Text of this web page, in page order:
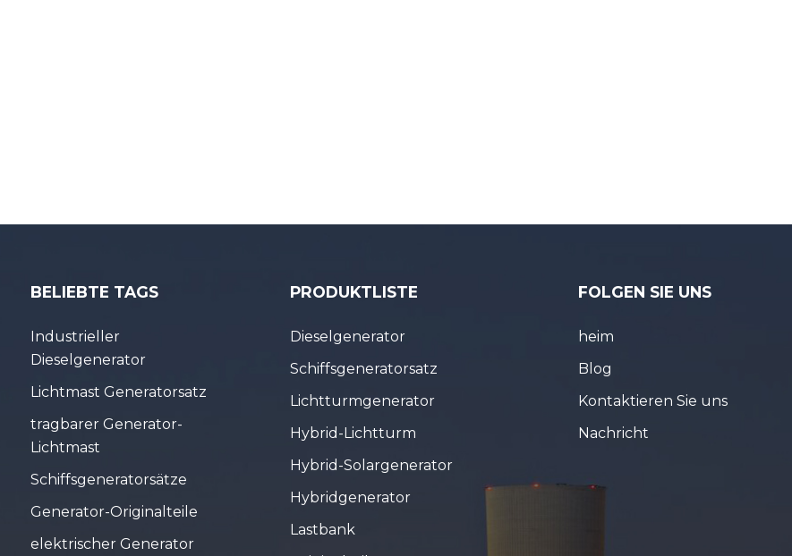
BELIEBTE TAGS
Industrieller
Dieselgenerator
Lichtmast Generatorsatz
tragbarer Generator-
Lichtmast
Schiffsgeneratorsätze
Generator-Originalteile
elektrischer Generator
PRODUKTLISTE
Dieselgenerator
Schiffsgeneratorsatz
Lichtturmgenerator
Hybrid-Lichtturm
Hybrid-Solargenerator
Hybridgenerator
Lastbank
FOLGEN SIE UNS
heim
Blog
Kontaktieren Sie uns
Nachricht